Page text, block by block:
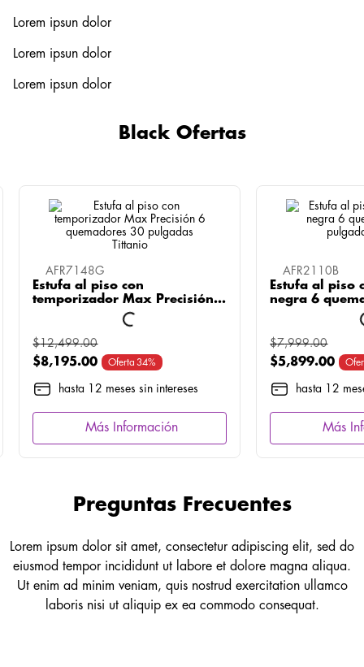
Lorem ipsun dolor
Lorem ipsun dolor
Lorem ipsun dolor
Black Ofertas
AFR7148G
Estufa al piso con
temporizador Max Precisión 6
quemadores 30 pulgadas
$12,499.00
$8,195.00 Oferta 34%
hasta 12 meses sin intereses
Más Información
AFR2110B
Estufa al piso
negra 6
pulgadas
$7,999.00
$5,899.00
hasta 12
Más
Preguntas Frecuentes
Lorem ipsum dolor sit amet, consectetur adipiscing elit, sed do
eiusmod tempor incididunt ut labore et dolore magna aliqua.
Ut enim ad minim veniam, quis nostrud exercitation ullamco
laboris nisi ut aliquip ex ea commodo consequat.